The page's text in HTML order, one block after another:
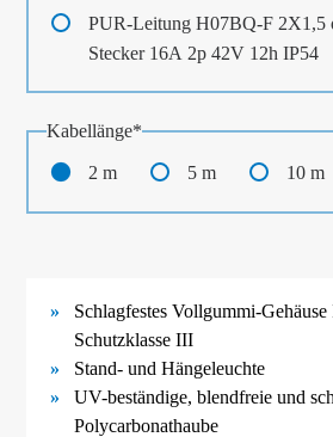
PUR-Leitung H07BQ-F 2X1,5
Stecker 16A 2p 42V 12h IP54
Pflichtfeld
Kabellänge*
2 m 5 m 10 m
Schlagfestes Vollgummi-
Schutzklasse III
Stand- und Hängeleuchte
UV-beständige, blendfreie und
Polycarbonathaube